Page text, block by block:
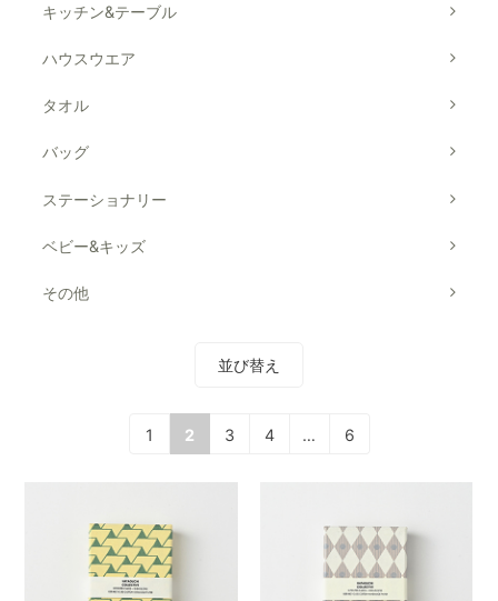
キッチン&テーブル
ハウスウエア
タオル
バッグ
ステーショナリー
ベビー&キッズ
その他
並び替え
1 2 3 4 … 6